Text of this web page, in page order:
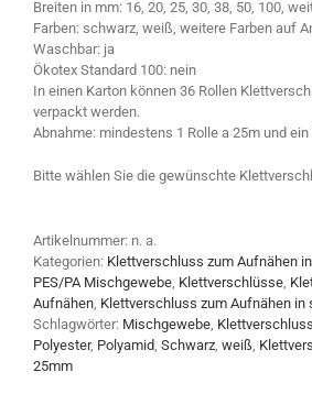
Breiten in mm: 16, 20, 25, 30, 38, 50, 100,
Farben: schwarz, weiß, weitere Farben auf
Waschbar: ja
Ökotex Standard 100: nein
In einen Karton können 36 Rollen
verpackt werden.
Abnahme: mindestens 1 Rolle a 25m und
Bitte wählen Sie die gewünschte
Artikelnummer: n. a.
Kategorien: Klettverschluss zum Aufnähen
PES/PA Mischgewebe Klettverschlüsse
Aufnähen Klettverschluss zum Aufnähen in
Schlagwörter: Mischgewebe Klettverschluss
Polyester, Polyamid Schwarz weiß
25mm